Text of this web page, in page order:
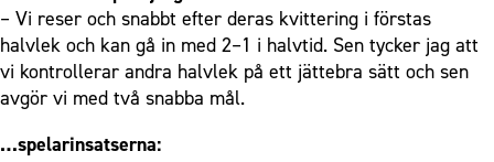
– Vi reser och snabbt efter deras kvittering i förstas
halvlek och kan gå in med 2–1 i halvtid. Sen tycker jag att
vi kontrollerar andra halvlek på ett jättebra sätt och sen
avgör vi med två snabba mål.
…spelarinsatserna: